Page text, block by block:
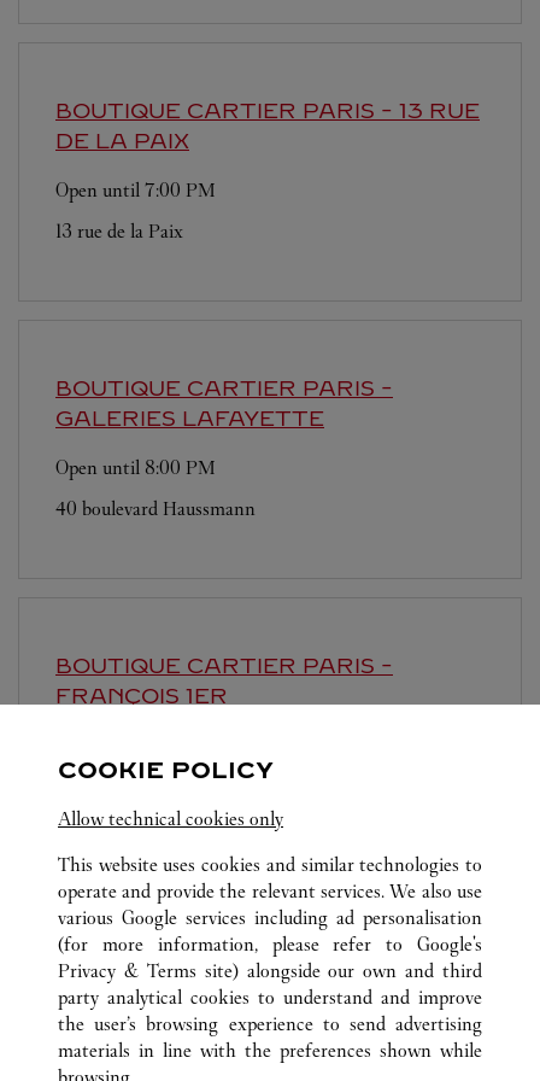
BOUTIQUE CARTIER PARIS - 13 RUE
DE LA PAIX
Open until 7:00 PM
13 rue de la Paix
BOUTIQUE CARTIER PARIS -
GALERIES LAFAYETTE
Open until 8:00 PM
40 boulevard Haussmann
BOUTIQUE CARTIER PARIS -
FRANÇOIS 1ER
51 rue François 1er
ALL CARTIER LOCATIONS FRANCE
PARIS
17 RUE DU FAUBOURG SAINT-HONORÉ
COOKIE POLICY
Allow technical cookies only
This website uses cookies and similar technologies to
operate and provide the relevant services. We also use
various Google services including ad personalisation
(for more information, please refer to Google's
Privacy & Terms site) alongside our own and third
party analytical cookies to understand and improve
the user’s browsing experience to send advertising
materials in line with the preferences shown while